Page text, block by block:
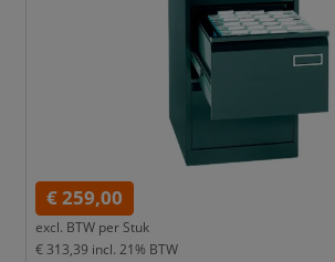
€ 259,00
excl. BTW per Stuk
€ 313,39 incl. 21% BTW